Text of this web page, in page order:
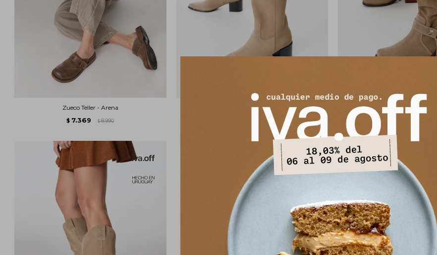
Zueco Teller - Arena
$ 7.369 $ 8.990
Bucanera Centuria - Vison
12.390
Bota Safari - Vison